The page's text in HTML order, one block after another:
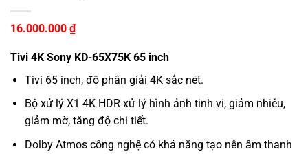
16.000.000 ₫
Tivi 4K Sony KD-65X75K 65 inch
Tivi 65 inch, độ phân giải 4K sắc nét.
Bộ xử lý X1 4K HDR xử lý hình ảnh tinh vi, giảm nhiễu,
giảm mờ, tăng độ chi tiết.
Dolby Atmos công nghệ có khả năng tạo nên âm thanh